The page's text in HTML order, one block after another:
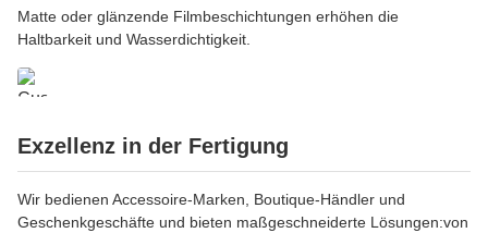
Matte oder glänzende Filmbeschichtungen erhöhen die
Haltbarkeit und Wasserdichtigkeit.
Exzellenz in der Fertigung
Wir bedienen Accessoire-Marken, Boutique-Händler und
Geschenkgeschäfte und bieten maßgeschneiderte Lösungen:von